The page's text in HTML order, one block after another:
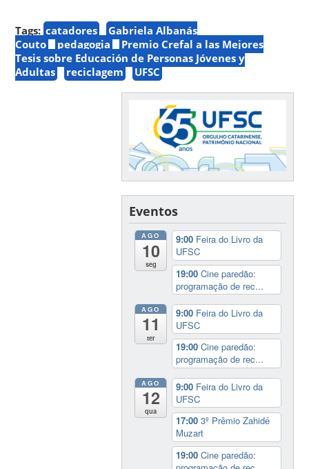
Tags: catadores
Gabriela Albanás
Couto
pedagogia
Premio Crefal a las Mejores
Tesis sobre Educación de Personas Jóvenes y
Adultas
reciclagem UFSC
Eventos
AGO
10
seg
9:00 Feira do Livro da
UFSC
19:00Cine paredão:
programação de rec...
AGO
11
ter
9:00 Feira do Livro da
UFSC
19:00Cine paredão:
programação de rec...
AGO
12
qua
9:00 Feira do Livro da
UFSC
17:003º Prêmio Zahidé
Muzart
19:00Cine paredão: